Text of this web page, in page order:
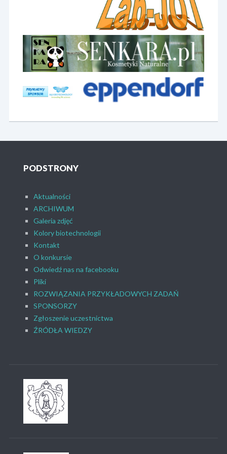
SPONSORZY
FACEBOOK
KONTAKT
ROZWIĄZANIA PRZYKŁADOWYCH ZADAŃ
ARCHIWUM
FACEBOOK
KONTAKT
PODSTRONY
Aktualności
ARCHIWUM
Galeria zdjęć
Kolory biotechnologii
Kontakt
O konkursie
Odwiedź nas na facebooku
Pliki
ROZWIĄZANIA PRZYKŁADOWYCH ZADAŃ
SPONSORZY
Zgłoszenie uczestnictwa
ŹRÓDŁA WIEDZY